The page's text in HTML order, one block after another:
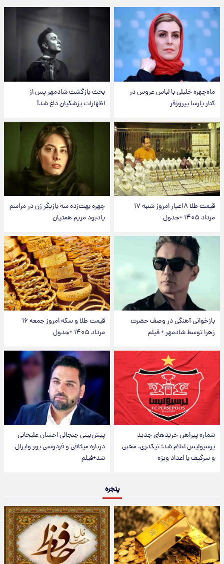
ماه‌چهره خلیلی با لباس عروس در
کنار پارسا پیروزفر
بحث بازگشت شادمهر پس از
اظهارات پزشکیان داغ شد!
قیمت طلا ۱۸عیار امروز شنبه ۱۷
مرداد ۱۴۰۵ +جدول
چهره بهت‌زده سه بازیگر زن در مراسم
یادبود مریم همتیان
بازخوانی آهنگی در وصف حضرت
زهرا توسط شادمهر + فیلم
قیمت طلا و سکه امروز جمعه ۱۶
مرداد ۱۴۰۵ +جدول
شماره پیراهن خریدهای جدید
پرسپولیس اعلام شد؛ تیکدری، محبی
و سرگیف با اعداد ویژه
پیش‌بینی جنجالی احسان علیخانی
درباره میثاقی و فردوسی پور وایرال
شد+فیلم
پنجره